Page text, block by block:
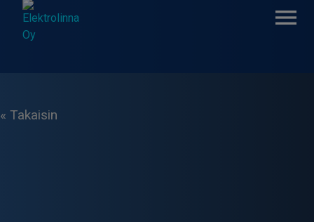
content
« Takaisin